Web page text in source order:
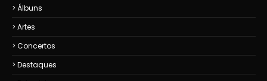
Álbuns
Artes
Concertos
Destaques